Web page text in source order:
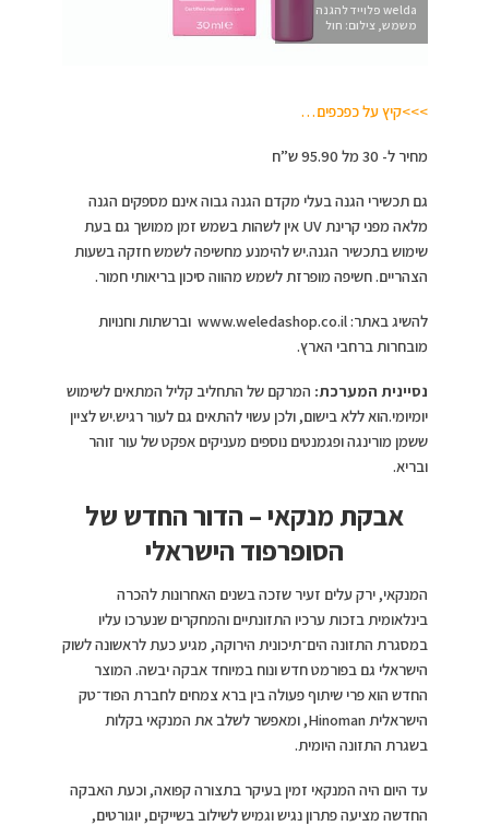
welda פלוייד להגנה
משמש, צילום: חול
>>>קיץ על כפכפים…
מחיר ל- 30 מל 95.90 ש”ח
גם תכשירי הגנה בעלי מקדם הגנה גבוה אינם מספקים הגנה
מלאה מפני קרינת UV אין לשהות בשמש זמן ממושך גם בעת
שימוש בתכשיר הגנה.יש להימנע מחשיפה לשמש חזקה בשעות
הצהריים. חשיפה מופרזת לשמש מהווה סיכון בריאותי חמור.
להשיג באתר: www.weledashop.co.il וברשתות וחנויות
מובחרות ברחבי הארץ.
נסיינית המערכת: המרקם של התחליב קליל המתאים לשימוש
יומיומי.הוא ללא בישום, ולכן עשוי להתאים גם לעור רגיש.יש לציין
ששמן מורינגה ופגמנטים נוספים מעניקים אפקט של עור זוהר
ובריא.
אבקת מנקאי – הדור החדש של
הסופרפוד הישראלי
המנקאי, ירק עלים זעיר שזכה בשנים האחרונות להכרה
בינלאומית בזכות ערכיו התזונתיים והמחקרים שנערכו עליו
במסגרת התזונה הים־תיכונית הירוקה, מגיע כעת לראשונה לשוק
הישראלי גם בפורמט חדש ונוח במיוחד אבקה יבשה. המוצר
החדש הוא פרי שיתוף פעולה בין ברא צמחים לחברת הפוד־טק
הישראלית Hinoman, ומאפשר לשלב את המנקאי בקלות
בשגרת התזונה היומית.
עד היום היה המנקאי זמין בעיקר בתצורה קפואה, וכעת האבקה
החדשה מציעה פתרון נגיש וגמיש לשילוב בשייקים, יוגורטים,